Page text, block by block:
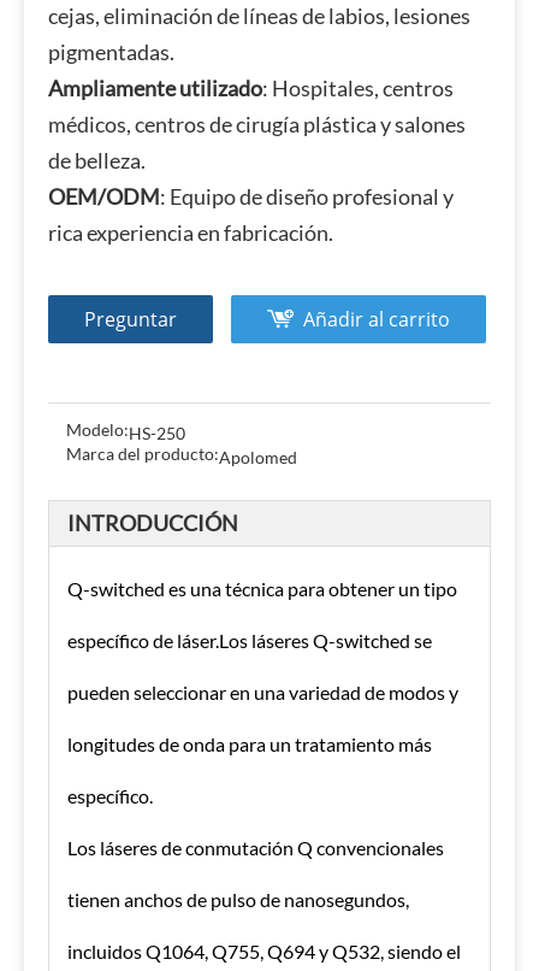
cejas, eliminación de líneas de labios, lesiones
pigmentadas.
Ampliamente utilizado: Hospitales, centros
médicos, centros de cirugía plástica y salones
de belleza.
OEM/ODM: Equipo de diseño profesional y
rica experiencia en fabricación.
Preguntar Añadir al carrito
Modelo:HS-250
Marca del producto:Apolomed
INTRODUCCIÓN
Q-switched es una técnica para obtener un tipo
específico de láser.Los láseres Q-switched se
pueden seleccionar en una variedad de modos y
longitudes de onda para un tratamiento más
específico.
Los láseres de conmutación Q convencionales
tienen anchos de pulso de nanosegundos,
incluidos Q1064, Q755, Q694 y Q532, siendo el